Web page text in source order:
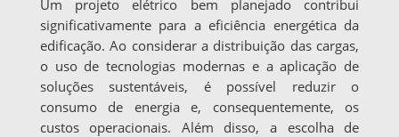
Um projeto elétrico bem planejado contribui
significativamente para a eficiência energética da
edificação. Ao considerar a distribuição das cargas,
o uso de tecnologias modernas e a aplicação de
soluções sustentáveis, é possível reduzir o
consumo de energia e, consequentemente, os
custos operacionais. Além disso, a escolha de